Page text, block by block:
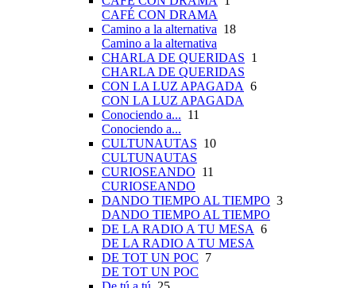
CAFÉ CON DRAMA
Camino a la alternativa 18
Camino a la alternativa
CHARLA DE QUERIDAS 1
CHARLA DE QUERIDAS
CON LA LUZ APAGADA 6
CON LA LUZ APAGADA
Conociendo a... 11
Conociendo a...
CULTUNAUTAS 10
CULTUNAUTAS
CURIOSEANDO 11
CURIOSEANDO
DANDO TIEMPO AL TIEMPO 3
DANDO TIEMPO AL TIEMPO
DE LA RADIO A TU MESA 6
DE LA RADIO A TU MESA
DE TOT UN POC 7
DE TOT UN POC